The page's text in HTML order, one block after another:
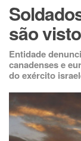
são
Entidade
canadenses e
do exército